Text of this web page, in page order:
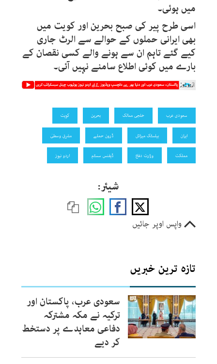
میں ہوئی۔
اسی طرح پیر کی صبح بحرین اور کویت میں
بھی ایرانی حملوں کے حوالے سے الرٹ جاری
کیے گئے تاہم ان سے ہونے والے کسی نقصان کے
بارے میں کوئی اطلاع سامنے نہیں آئی۔
سعودی عرب خلجی ممالک بحرین کویت
ایران بیلسٹک میزائل ڈرون حملے مشرق وسطیٰ
مملکت وزارت دفاع ڈیفنس سسٹم اردو نیوز
شیئر:
واپس اوپر جائیں
تازہ ترین خبریں
سعودی عرب، پاکستان اور
ترکیہ نے مکہ مشترکہ
دفاعی معاہدے پر دستخط
کر دیے